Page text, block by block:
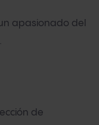
apasionado del
de